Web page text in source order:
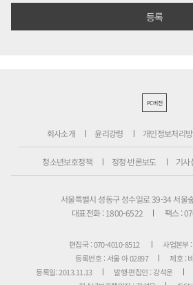
PC버전
회사소개 윤리강령 개인정보처리
청소년보호정책 정정·반론보도 기사
서울특별시 성동구 성수일로 39-34 서울
대표전화 : 1800-6522
팩스 :
편집국 : 070-4010-8512
사업본부
등록번호 : 서울 아 02897
제호 :
등록일: 2013.11.13
발행·편집인 : 강석운